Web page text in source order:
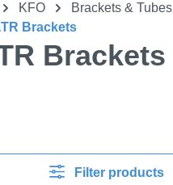
KFO Brackets & Tubes
Brackets
Brackets
Filter products